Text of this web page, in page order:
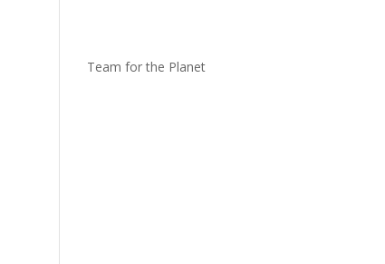
Team for the Planet